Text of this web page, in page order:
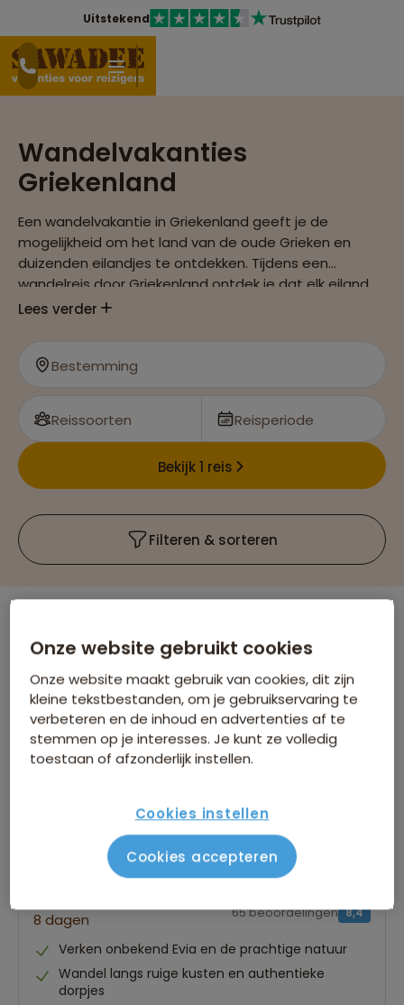
Uitstekend
Wandelvakanties
Griekenland
Een wandelvakantie in Griekenland geeft je de
mogelijkheid om het land van de oude Grieken en
duizenden eilandjes te ontdekken. Tijdens een
wandelreis door Griekenland ontdek je dat elk eiland
uniek is, het eten heerlijk is en de mensen aardig en
Lees verder
Bestemming
Reissoorten Reisperiode
Bekijk 1 reis
Filteren & sorteren
Er is1reis die voldoet aan jouw wensen
Wandelvakanties
Wandelvakantie Griekenland - Evia
8 dagen 8,4
65 beoordelingen
Verken onbekend Evia en de prachtige natuur
Wandel langs ruige kusten en authentieke
dorpjes
Onze website gebruikt cookies
Onze website maakt gebruik van cookies, dit zijn
kleine tekstbestanden, om je gebruikservaring te
verbeteren en de inhoud en advertenties af te
stemmen op je interesses. Je kunt ze volledig
toestaan of afzonderlijk instellen.
Cookies instellen
Cookies accepteren